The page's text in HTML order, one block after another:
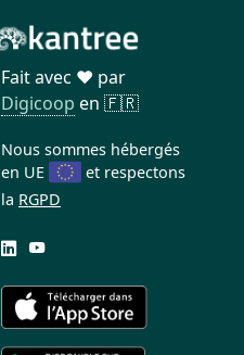
Fait avec ❤️ par
Digicoop en 🇫🇷
Nous sommes hébergés
en UE
et respectons
la RGPD